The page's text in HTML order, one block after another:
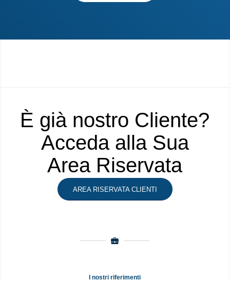
È già nostro Cliente?
Acceda alla Sua
Area Riservata
AREA RISERVATA CLIENTI
I nostri riferimenti